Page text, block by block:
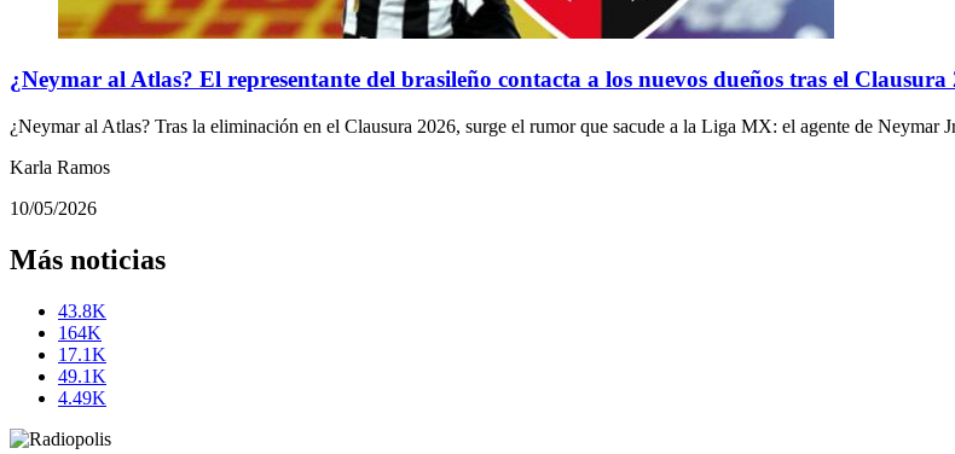
¿Neymar al Atlas? El representante del brasileño contacta a los nuevos dueños tras el Clausura
¿Neymar al Atlas? Tras la eliminación en el Clausura 2026, surge el rumor que sacude a la Liga MX: el agente de Neymar
Karla Ramos
10/05/2026
Más noticias
43.8K
164K
17.1K
49.1K
4.49K